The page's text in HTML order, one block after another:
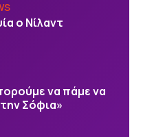
ο Νίλαντ
να πάμε να
Σόφια»